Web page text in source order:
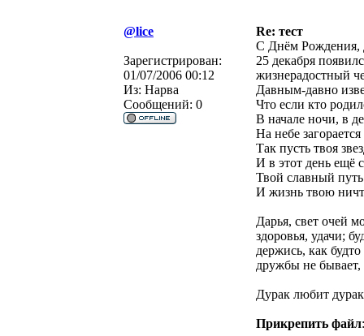
@lice Re: тест
Зарегистрирован:
01/07/2006 00:12
Из: Нарва
Сообщений: 0
С Днём Рождения,
25 декабря
жизнерадостный
Давным-давно
Что если кто
В начале ночи, в
Hа небе загорается
Так пусть твоя
И в этот день ещё
Твой славный
И жизнь твою
Дарья, свет очей
здоровья, удачи;
держись, как
дружбы не бывает,
Дурак любит
Прикрепить файл: